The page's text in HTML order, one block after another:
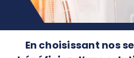
En choisissant nos